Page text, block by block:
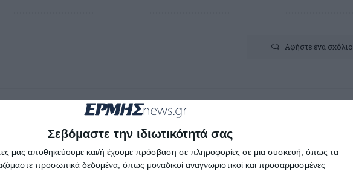
Σεβόμαστε την ιδιωτικότητά σας
μας αποθηκεύουμε και/ή έχουμε πρόσβαση σε πληροφορίες σε μια συσκευή, όπως τα
προσωπικά δεδομένα, όπως μοναδικοί αναγνωριστικοί και προσαρμοσμένες
Αφήστε ένα σχόλιο